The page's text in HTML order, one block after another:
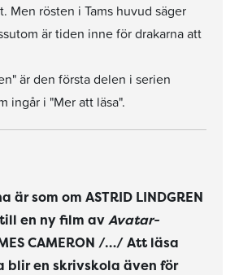
Men rösten i Tams huvud säger
är tiden inne för drakarna att
är den första delen i serien
ingår i "Mer att läsa".
är som om ASTRID LINDGREN
en ny film avAvatar-
CAMERON /…/ Att läsa
blir en skrivskola även för